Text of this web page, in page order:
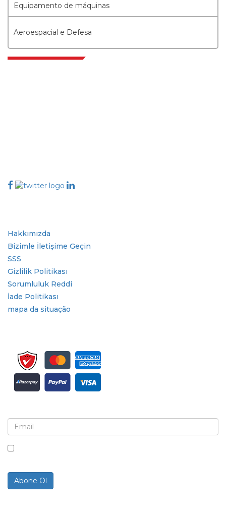
Equipamento de máquinas
Aeroespacial e Defesa
Hakkımızda
Bizimle İletişime Geçin
SSS
Gizlilik Politikası
Sorumluluk Reddi
İade Politikası
mapa da situação
Abone Ol